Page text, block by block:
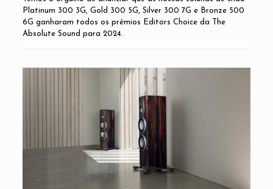
Platinum 300 3G, Gold 300 5G, Silver 300 7G e Bronze 500
6G ganharam todos os prémios Editors Choice da The
Absolute Sound para 2024.